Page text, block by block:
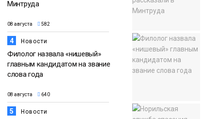
Минтруда
08 августа 582
4 Новости
Филолог назвала «нишевый»
главным кандидатом на звание
слова года
08 августа 640
5 Новости